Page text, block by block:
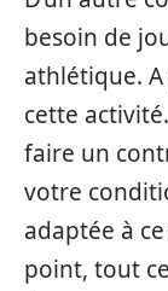
besoin de
athlétique.
cette
faire un
votre
adaptée à ce
point, tout